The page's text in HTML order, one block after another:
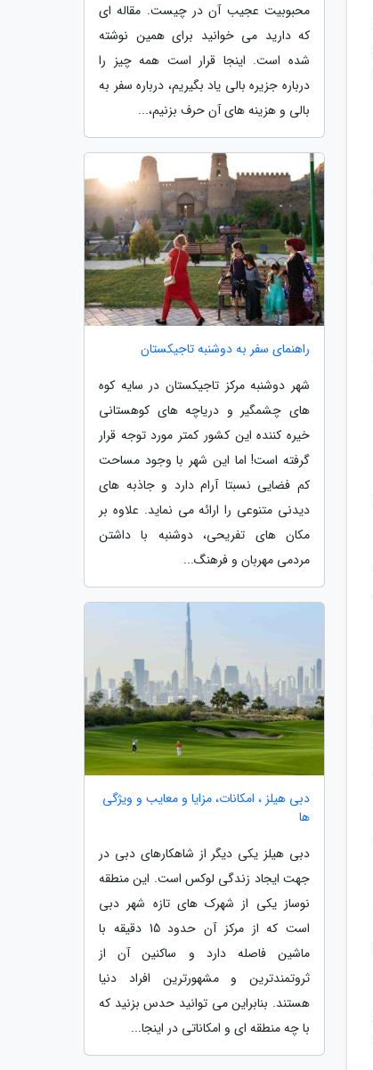
محبوبیت عجیب آن در چیست. مقاله ای
که دارید می خوانید برای همین نوشته
شده است. اینجا قرار است همه چیز را
درباره جزیره بالی یاد بگیریم، درباره سفر به
بالی و هزینه های آن حرف بزنیم،...
راهنمای سفر به دوشنبه تاجیکستان
شهر دوشنبه مرکز تاجیکستان در سایه کوه
های چشمگیر و دریاچه های کوهستانی
خیره کننده این کشور کمتر مورد توجه قرار
گرفته است! اما این شهر با وجود مساحت
کم فضایی نسبتا آرام دارد و جاذبه های
دیدنی متنوعی را ارائه می نماید. علاوه بر
مکان های تفریحی، دوشنبه با داشتن
مردمی مهربان و فرهنگ...
دبی هیلز ، امکانات، مزایا و معایب و ویژگی
ها
دبی هیلز یکی دیگر از شاهکارهای دبی در
جهت ایجاد زندگی لوکس است. این منطقه
نوساز یکی از شهرک های تازه شهر دبی
است که از مرکز آن حدود 15 دقیقه با
ماشین فاصله دارد و ساکنین آن از
ثروتمندترین و مشهورترین افراد دنیا
هستند. بنابراین می توانید حدس بزنید که
با چه منطقه ای و امکاناتی در اینجا...